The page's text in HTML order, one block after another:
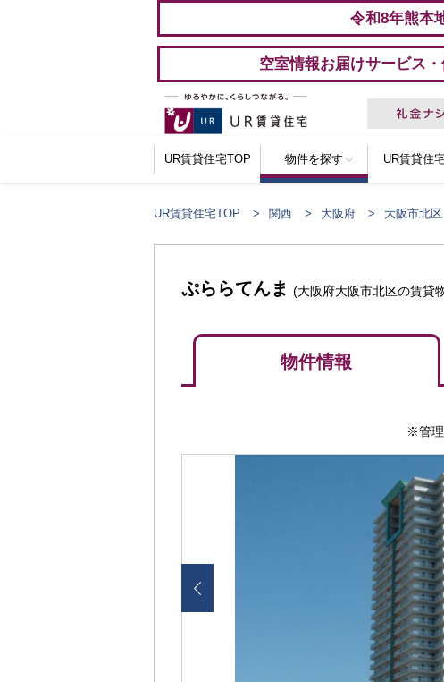
令和8年熊本
空室情報お届けサービス
UR賃貸住宅TOP 物件を探す UR賃貸住
UR賃貸住宅TOP 関西 大阪府 大阪市北区
ぷららてんま (大阪府大阪市北区の賃貸
物件情報
※管理